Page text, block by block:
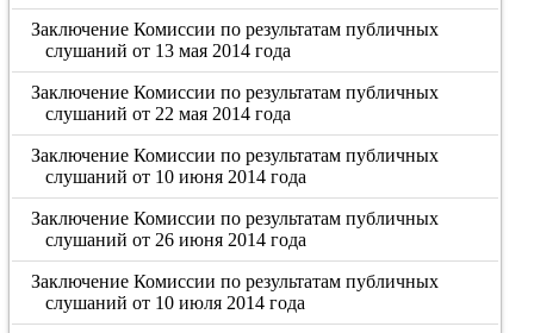
Заключение Комиссии по результатам публичных
слушаний от 13 мая 2014 года
Заключение Комиссии по результатам публичных
слушаний от 22 мая 2014 года
Заключение Комиссии по результатам публичных
слушаний от 10 июня 2014 года
Заключение Комиссии по результатам публичных
слушаний от 26 июня 2014 года
Заключение Комиссии по результатам публичных
слушаний от 10 июля 2014 года